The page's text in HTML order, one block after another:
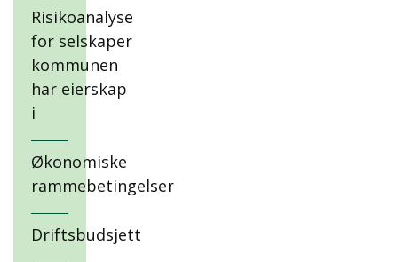
Risikoanalyse
for selskaper
kommunen
har eierskap
i
Økonomiske
rammebetingelser
Driftsbudsjett